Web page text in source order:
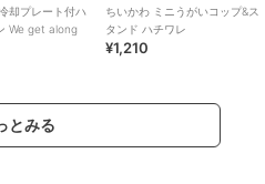
却プレート付ハ
We get along
ちいかわ ミニうがいコップ&ス
タンド ハチワレ
¥1,210
とみる